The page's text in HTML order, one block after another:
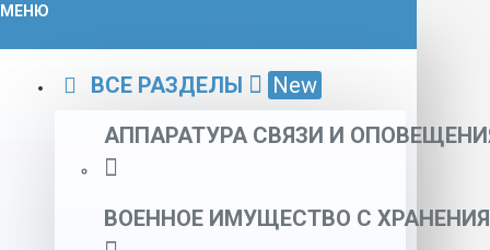
МЕНЮ
ВСЕ РАЗДЕЛЫ
New
АППАРАТУРА СВЯЗИ И
ВОЕННОЕ ИМУЩЕСТВО С ХРАНЕНИЯ